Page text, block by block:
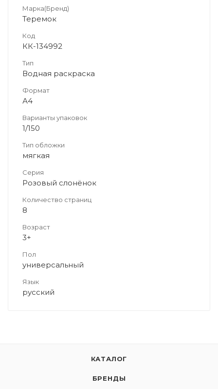
Марка(Бренд)
Теремок
Код
КК-134992
Тип
Водная раскраска
Формат
А4
Варианты упаковок
1/150
Тип обложки
мягкая
Серия
Розовый слонёнок
Количество страниц
8
Возраст
3+
Пол
универсальный
Язык
русский
КАТАЛОГ
БРЕНДЫ